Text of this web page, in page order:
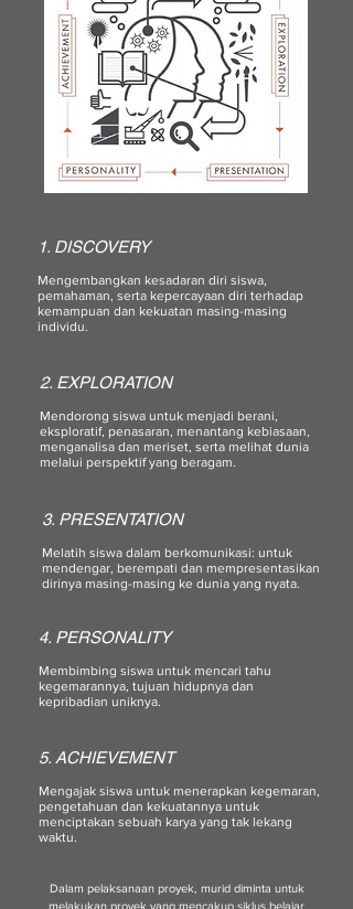
1. DISCOVERY
Mengembangkan kesadaran diri siswa,
pemahaman, serta kepercayaan diri terhadap
kemampuan dan kekuatan masing-masing
individu.
2. EXPLORATION
Mendorong siswa untuk menjadi berani,
eksploratif, penasaran, menantang kebiasaan,
menganalisa dan meriset, serta melihat dunia
melalui perspektif yang beragam.
3. PRESENTATION
Melatih siswa dalam berkomunikasi: untuk
mendengar, berempati dan mempresentasikan
dirinya masing-masing ke dunia yang nyata.
4. PERSONALITY
Membimbing siswa untuk mencari tahu
kegemarannya, tujuan hidupnya dan
kepribadian uniknya.
5. ACHIEVEMENT
Mengajak siswa untuk menerapkan kegemaran,
pengetahuan dan kekuatannya untuk
menciptakan sebuah karya yang tak lekang
waktu.
Dalam pelaksanaan proyek, murid diminta untuk
melakukan proyek yang mencakup siklus belajar